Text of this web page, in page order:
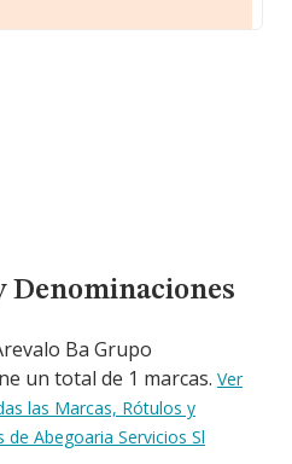
Comerciales
Denominaciones
Ba Grupo
un total de 1 marcas. Ver
las Marcas, Rótulos y
Abegoaria Servicios Sl